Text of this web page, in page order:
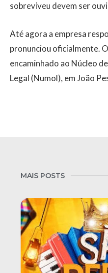
sobreviveu devem ser
Até agora a empresa
pronunciou oficialmente.
encaminhado ao Núcleo
Legal (Numol), em João
MAIS POSTS